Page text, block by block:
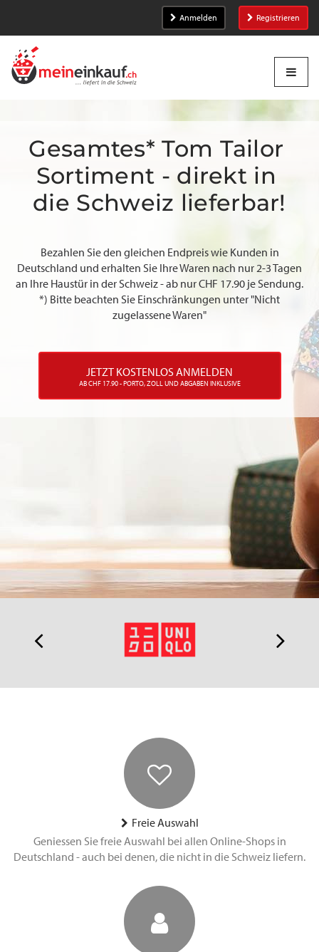
Anmelden Registrieren
Gesamtes* Tom Tailor
Sortiment - direkt in
die Schweiz lieferbar!
Bezahlen Sie den gleichen Endpreis wie Kunden in
Deutschland und erhalten Sie Ihre Waren nach nur 2-3 Tagen
an Ihre Haustür in der Schweiz - ab nur CHF 17.90 je Sendung.
*) Bitte beachten Sie Einschränkungen unter "Nicht
zugelassene Waren"
JETZT KOSTENLOS ANMELDEN
AB CHF 17.90 - PORTO, ZOLL UND ABGABEN INKLUSIVE
Freie Auswahl
Geniessen Sie freie Auswahl bei allen Online-Shops in
Deutschland - auch bei denen, die nicht in die Schweiz liefern.